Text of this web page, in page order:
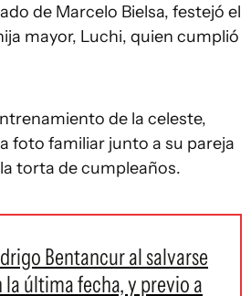
de Marcelo Bielsa, festejó el
mayor, Luchi, quien cumplió
de la celeste,
foto familiar junto a su pareja
torta de cumpleaños.
Bentancur al salvarse
la última fecha, y previo a